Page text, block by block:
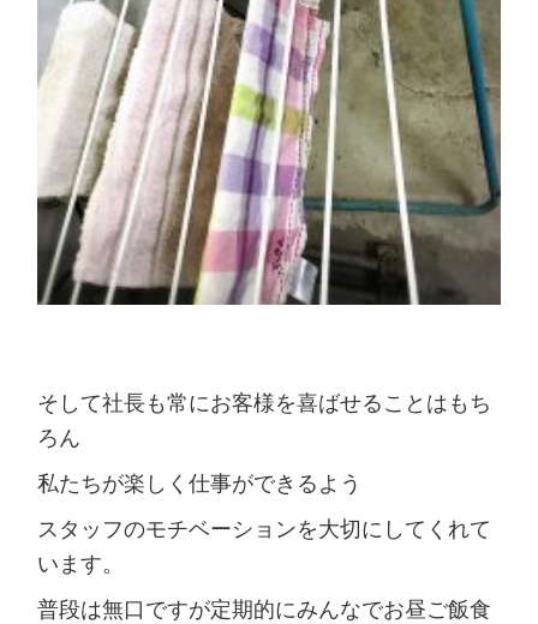
そして社長も常にお客様を喜ばせることはもち
ろん
私たちが楽しく仕事ができるよう
スタッフのモチベーションを大切にしてくれて
います。
普段は無口ですが定期的にみんなでお昼ご飯食